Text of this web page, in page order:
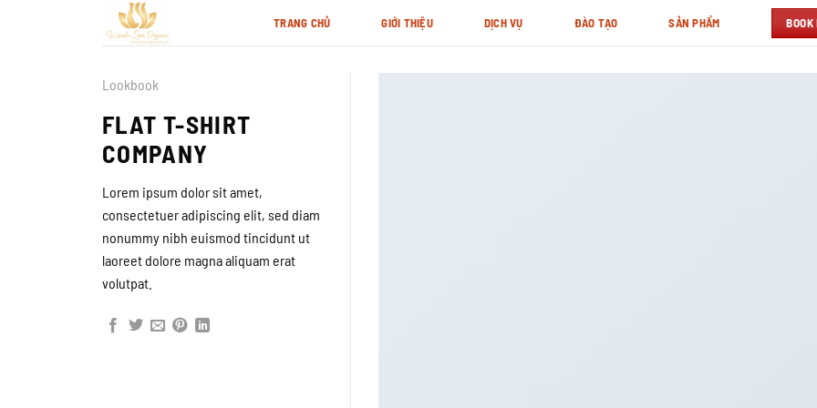
TRANG CHỦ GIỚI THIỆU DỊCH VỤ ĐÀO TẠO SẢN PHẨM BOOK
Lookbook
FLAT T-SHIRT
COMPANY
Lorem ipsum dolor sit amet,
consectetuer adipiscing elit, sed diam
nonummy nibh euismod tincidunt ut
laoreet dolore magna aliquam erat
volutpat.